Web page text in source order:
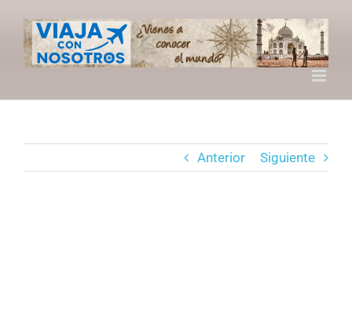
contenido
Anterior Siguiente